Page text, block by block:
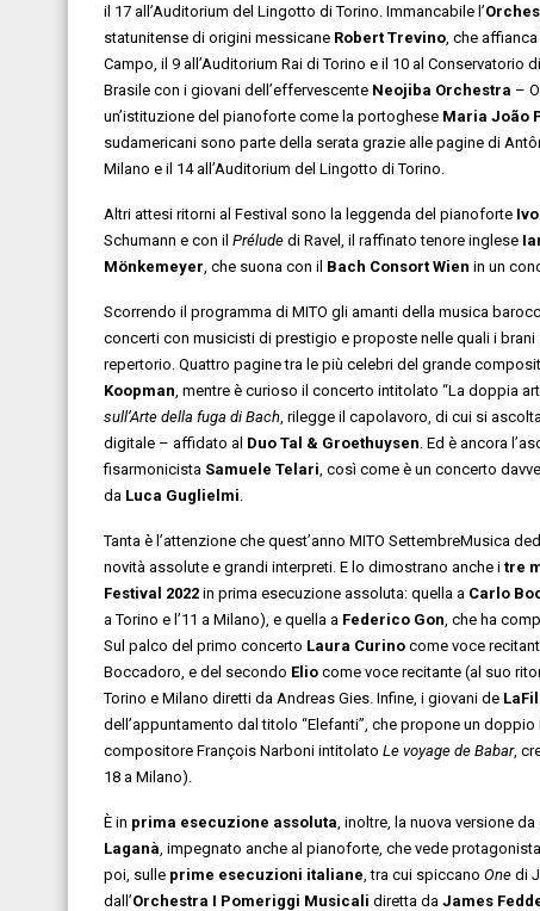
il 17 all’Auditorium del Lingotto di Torino. Immancabile l’
statunitense di origini messicane Robert Trevino , che affianca
Campo, il 9 all’Auditorium Rai di Torino e il 10 al
Brasile con i giovani dell’effervescente Neojiba Orchestra –
un’istituzione del pianoforte come la portoghese Maria João
sudamericani sono parte della serata grazie alle pagine di
Milano e il 14 all’Auditorium del Lingotto di Torino.
Altri attesi ritorni al Festival sono la leggenda del pianoforte
Schumann e con il Prélude di Ravel, il raffinato tenore inglese
Mönkemeyer , che suona con il Bach Consort Wien in un
Scorrendo il programma di MITO gli amanti della musica
concerti con musicisti di prestigio e proposte nelle quali i
repertorio. Quattro pagine tra le più celebri del grande
Koopman , mentre è curioso il concerto intitolato “La doppia
sull’Arte della fuga di Bach , rilegge il capolavoro, di cui si
digitale – affidato al Duo Tal & Groethuysen . Ed è ancora
fisarmonicista Samuele Telari , così come è un concerto
da Luca Guglielmi
Tanta è l’attenzione che quest’anno MITO SettembreMusica
novità assolute e grandi interpreti. E lo dimostrano anche i tre
Festival 2022 in prima esecuzione assoluta: quella a Carlo
a Torino e l’11 a Milano), e quella a Federico Gon , che ha
Sul palco del primo concerto Laura Curino come voce
Boccadoro, e del secondo Elio come voce recitante (al suo
Torino e Milano diretti da Andreas Gies. Infine, i giovani de LaFil
dell’appuntamento dal titolo “Elefanti”, che propone un doppio
compositore François Narboni intitolato Le voyage de Babar,
18 a Milano).
È in prima esecuzione assoluta , inoltre, la nuova versione
Laganà , impegnato anche al pianoforte, che vede
poi, sulle prime esecuzioni italiane , tra cui spiccano One di
dall’Orchestra I Pomeriggi Musicali diretta da James